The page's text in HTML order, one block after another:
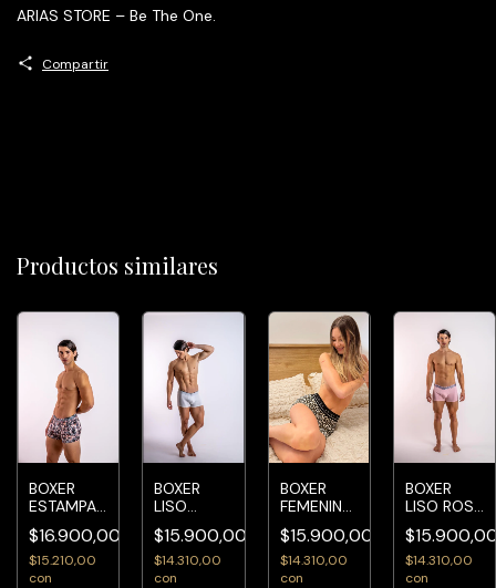
ARIAS STORE – Be The One.
Compartir
Productos similares
BOXER
ESTAMPADO
ARIAS
(surtidos
sin
elección)
$16.900,00
$15.210,00
con
BOXER
LISO
ARIAS
#93001
$15.900,00
$14.310,00
con
BOXER
FEMENINO
#92001
$15.900,00
$14.310,00
con
BOXER
LISO ROSA
ARIAS
#93001
$14.310,00
con